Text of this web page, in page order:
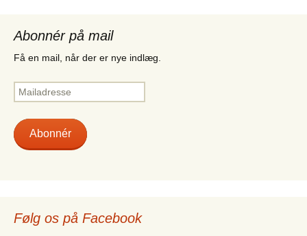
Abonnér på mail
Få en mail, når der er nye indlæg.
Mailadresse
Abonnér
Følg os på Facebook